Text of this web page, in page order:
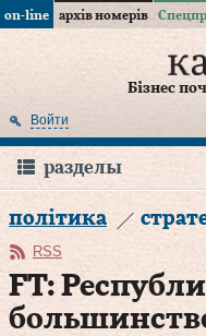
on-line архів номерів
Бізнес
Войти
разделы
політика
RSS
FT: